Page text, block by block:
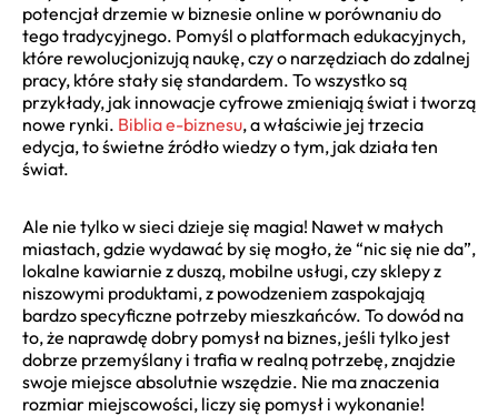
potencjał drzemie w biznesie online w porównaniu do
tego tradycyjnego. Pomyśl o platformach edukacyjnych,
które rewolucjonizują naukę, czy o narzędziach do zdalnej
pracy, które stały się standardem. To wszystko są
przykłady, jak innowacje cyfrowe zmieniają świat i tworzą
nowe rynki. Biblia e-biznesu, a właściwie jej trzecia
edycja, to świetne źródło wiedzy o tym, jak działa ten
świat.
Ale nie tylko w sieci dzieje się magia! Nawet w małych
miastach, gdzie wydawać by się mogło, że “nic się nie da”,
lokalne kawiarnie z duszą, mobilne usługi, czy sklepy z
niszowymi produktami, z powodzeniem zaspokajają
bardzo specyficzne potrzeby mieszkańców. To dowód na
to, że naprawdę dobry pomysł na biznes, jeśli tylko jest
dobrze przemyślany i trafia w realną potrzebę, znajdzie
swoje miejsce absolutnie wszędzie. Nie ma znaczenia
rozmiar miejscowości, liczy się pomysł i wykonanie!